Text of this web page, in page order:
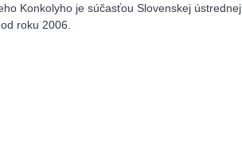
Konkolyho je súčasťou Slovenskej ústrednej
roku 2006.